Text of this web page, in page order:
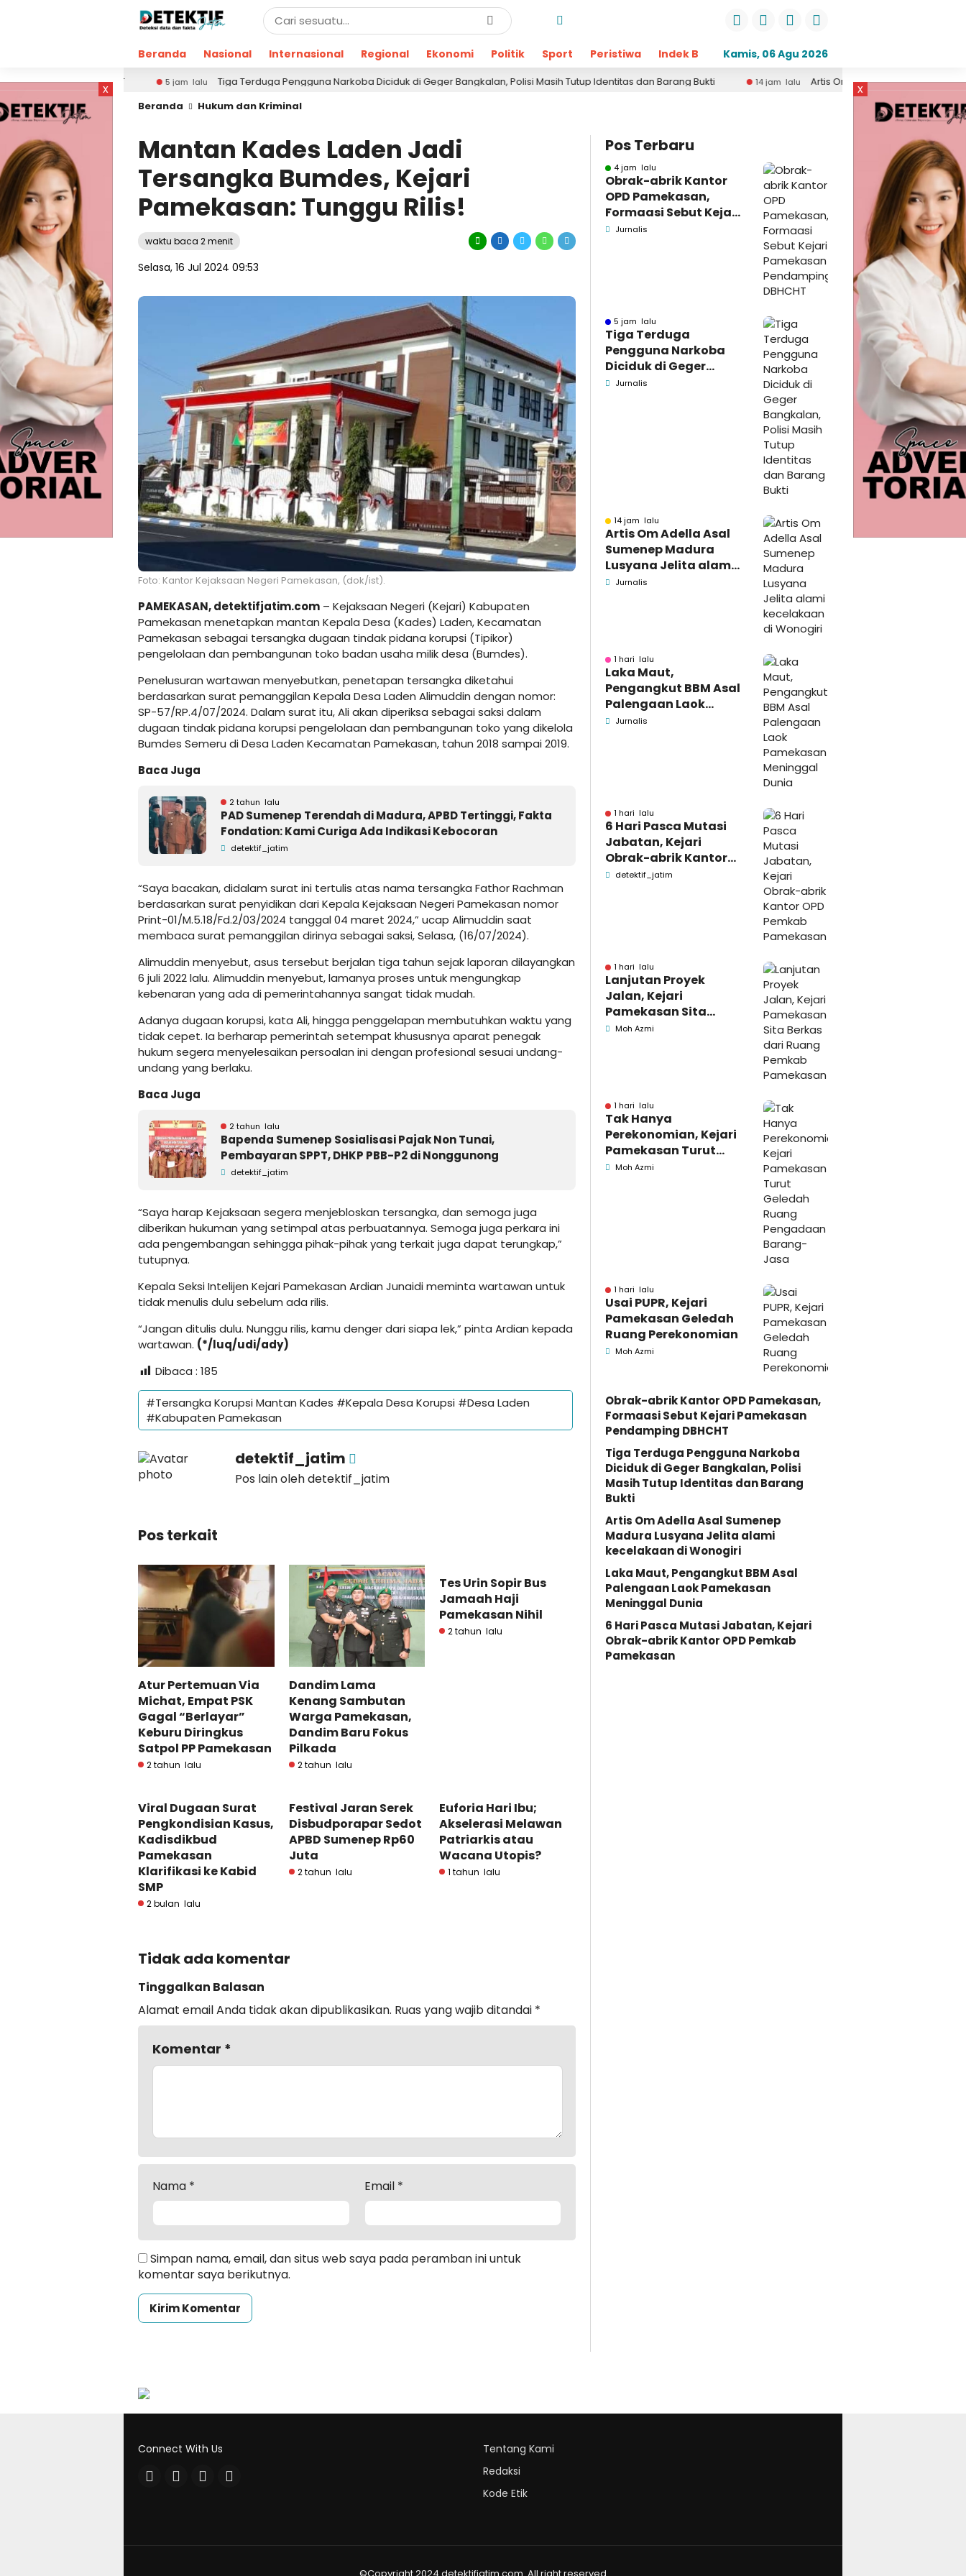
Beranda Nasional Internasional Regional Ekonomi Politik Sport Peristiwa Indek Berita Opini Daerah
Kamis, 06 Agu 2026
x
DBHCHT 5 jam lalu Tiga Terduga Pengguna Narkoba Diciduk di Geger Bangkalan, Polisi Masih Tutup Identitas dan Barang Bukti 14 jam lalu
Artis Om Adella Asal Sumenep Madura
Beranda
Hukum dan Kriminal
Mantan Kades Laden Jadi
Tersangka Bumdes, Kejari
Pamekasan: Tunggu Rilis!
waktu baca 2 menit
Selasa, 16 Jul 2024 09:53
Foto: Kantor Kejaksaan Negeri Pamekasan, (dok/ist).
PAMEKASAN,detektifjatim.com – Kejaksaan Negeri (Kejari) Kabupaten
Pamekasan menetapkan mantan Kepala Desa (Kades) Laden, Kecamatan
Pamekasan sebagai tersangka dugaan tindak pidana korupsi (Tipikor)
pengelolaan dan pembangunan toko badan usaha milik desa (Bumdes).
Penelusuran wartawan menyebutkan, penetapan tersangka diketahui
berdasarkan surat pemanggilan Kepala Desa Laden Alimuddin dengan nomor:
SP-57/RP.4/07/2024. Dalam surat itu, Ali akan diperiksa sebagai saksi dalam
dugaan tindak pidana korupsi pengelolaan dan pembangunan toko yang dikelola
Bumdes Semeru di Desa Laden Kecamatan Pamekasan, tahun 2018 sampai 2019.
Baca Juga
2 tahun lalu
PAD Sumenep Terendah di Madura, APBD Tertinggi, Fakta
Fondation: Kami Curiga Ada Indikasi Kebocoran
detektif_jatim
“Saya bacakan, didalam surat ini tertulis atas nama tersangka Fathor Rachman
berdasarkan surat penyidikan dari Kepala Kejaksaan Negeri Pamekasan nomor
Print-01/M.5.18/Fd.2/03/2024 tanggal 04 maret 2024,” ucap Alimuddin saat
membaca surat pemanggilan dirinya sebagai saksi, Selasa, (16/07/2024).
Alimuddin menyebut, asus tersebut berjalan tiga tahun sejak laporan dilayangkan
6 juli 2022 lalu. Alimuddin menyebut, lamanya proses untuk mengungkap
kebenaran yang ada di pemerintahannya sangat tidak mudah.
Adanya dugaan korupsi, kata Ali, hingga penggelapan membutuhkan waktu yang
tidak cepet. Ia berharap pemerintah setempat khususnya aparat penegak
hukum segera menyelesaikan persoalan ini dengan profesional sesuai undang-
undang yang berlaku.
Baca Juga
2 tahun lalu
Bapenda Sumenep Sosialisasi Pajak Non Tunai,
Pembayaran SPPT, DHKP PBB-P2 di Nonggunong
detektif_jatim
“Saya harap Kejaksaan segera menjebloskan tersangka, dan semoga juga
diberikan hukuman yang setimpal atas perbuatannya. Semoga juga perkara ini
ada pengembangan sehingga pihak-pihak yang terkait juga dapat terungkap,”
tutupnya.
Kepala Seksi Intelijen Kejari Pamekasan Ardian Junaidi meminta wartawan untuk
tidak menulis dulu sebelum ada rilis.
“Jangan ditulis dulu. Nunggu rilis, kamu denger dari siapa lek,” pinta Ardian kepada
wartawan. (*/luq/udi/ady)
Dibaca : 185
#Tersangka Korupsi Mantan Kades #Kepala Desa Korupsi #Desa Laden
#Kabupaten Pamekasan
detektif_jatim
Pos lain oleh detektif_jatim
Pos terkait
Atur Pertemuan Via
Michat, Empat PSK
Gagal “Berlayar”
Keburu Diringkus
Satpol PP Pamekasan
2 tahun lalu
Dandim Lama
Kenang Sambutan
Warga Pamekasan,
Dandim Baru Fokus
Pilkada
2 tahun lalu
Tes Urin Sopir Bus
Jamaah Haji
Pamekasan Nihil
2 tahun lalu
Viral Dugaan Surat
Pengkondisian Kasus,
Kadisdikbud
Pamekasan
Klarifikasi ke Kabid
SMP
2 bulan lalu
Festival Jaran Serek
Disbudporapar Sedot
APBD Sumenep Rp60
Juta
2 tahun lalu
Euforia Hari Ibu;
Akselerasi Melawan
Patriarkis atau
Wacana Utopis?
1 tahun lalu
Tidak ada komentar
Tinggalkan Balasan
Alamat email Anda tidak akan dipublikasikan. Ruas yang wajib ditandai *
Komentar *
Nama * Email *
Simpan nama, email, dan situs web saya pada peramban ini untuk
komentar saya berikutnya.
Pos Terbaru
4 jam lalu
Obrak-abrik Kantor
OPD Pamekasan,
Formaasi Sebut Kejari
Pamekasan
Jurnalis
5 jam lalu
Tiga Terduga
Pengguna Narkoba
Diciduk di Geger
Bangkalan, Polisi
Jurnalis
14 jam lalu
Artis Om Adella Asal
Sumenep Madura
Lusyana Jelita alami
kecelakaan di
Jurnalis
1 hari lalu
Laka Maut,
Pengangkut BBM Asal
Palengaan Laok
Pamekasan
Jurnalis
1 hari lalu
6 Hari Pasca Mutasi
Jabatan, Kejari
Obrak-abrik Kantor
OPD Pemkab
detektif_jatim
1 hari lalu
Lanjutan Proyek
Jalan, Kejari
Pamekasan Sita
Berkas dari Ruang
Moh Azmi
1 hari lalu
Tak Hanya
Perekonomian, Kejari
Pamekasan Turut
Geledah Ruang
Moh Azmi
1 hari lalu
Usai PUPR, Kejari
Pamekasan Geledah
Ruang Perekonomian
Moh Azmi
Obrak-abrik Kantor OPD Pamekasan,
Formaasi Sebut Kejari Pamekasan
Pendamping DBHCHT
Tiga Terduga Pengguna Narkoba
Diciduk di Geger Bangkalan, Polisi
Masih Tutup Identitas dan Barang
Bukti
Artis Om Adella Asal Sumenep
Madura Lusyana Jelita alami
kecelakaan di Wonogiri
Laka Maut, Pengangkut BBM Asal
Palengaan Laok Pamekasan
Meninggal Dunia
6 Hari Pasca Mutasi Jabatan, Kejari
Obrak-abrik Kantor OPD Pemkab
Pamekasan
x
Tentang Kami
Redaksi
Kode Etik
Connect With Us